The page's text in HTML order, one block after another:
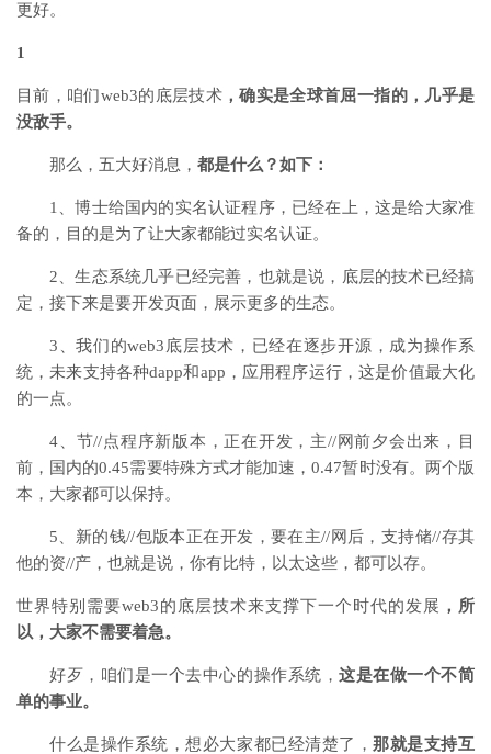
更好。
1
目前，咱们web3的底层技术，确实是全球首屈一指的，几乎是
没敌手。
那么，五大好消息， 都是什么？如下：
1、博士给国内的实名认证程序，已经在上，这是给大家准
备的，目的是为了让大家都能过实名认证。
2、生态系统几乎已经完善，也就是说，底层的技术已经搞
定，接下来是要开发页面，展示更多的生态。
3、我们的web3底层技术，已经在逐步开源，成为操作系
统，未来支持各种dapp和app，应用程序运行，这是价值最大化
的一点。
4、节//点程序新版本，正在开发，主//网前夕会出来，目
前，国内的0.45需要特殊方式才能加速，0.47暂时没有。两个版
本，大家都可以保持。
5、新的钱//包版本正在开发，要在主//网后，支持储//存其
他的资//产，也就是说，你有比特，以太这些，都可以存。
世界特别需要web3的底层技术来支撑下一个时代的发展 ，所
以，大家不需要着急。
好歹，咱们是一个去中心的操作系统，这是在做一个不简
单的事业。
什么是操作系统，想必大家都已经清楚了，那就是支持互